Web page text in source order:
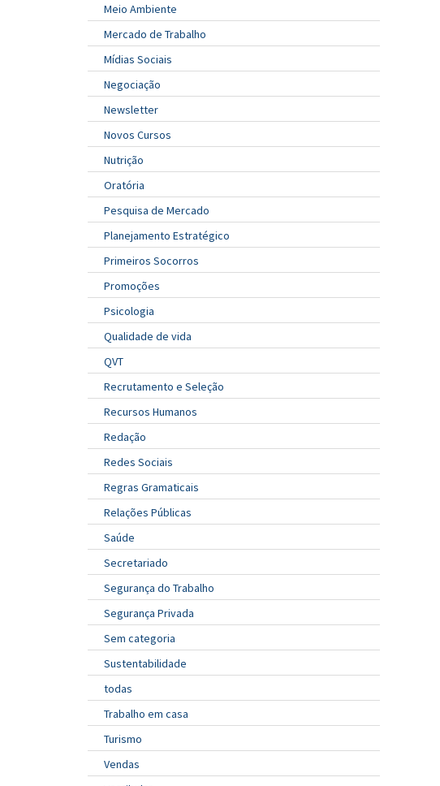
Meio Ambiente
Mercado de Trabalho
Mídias Sociais
Negociação
Newsletter
Novos Cursos
Nutrição
Oratória
Pesquisa de Mercado
Planejamento Estratégico
Primeiros Socorros
Promoções
Psicologia
Qualidade de vida
QVT
Recrutamento e Seleção
Recursos Humanos
Redação
Redes Sociais
Regras Gramaticais
Relações Públicas
Saúde
Secretariado
Segurança do Trabalho
Segurança Privada
Sem categoria
Sustentabilidade
todas
Trabalho em casa
Turismo
Vendas